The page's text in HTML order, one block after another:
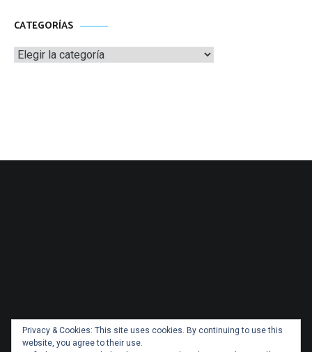
CATEGORÍAS
Categorías
Privacy & Cookies: This site uses cookies. By continuing to use this
website, you agree to their use.